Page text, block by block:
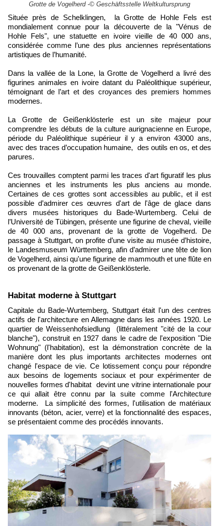
Grotte de Vogelherd -© Geschäftsstelle Weltkultursprung
Située près de Schelklingen, la Grotte de Hohle Fels est
mondialement connue pour la découverte de la "Vénus de
Hohle Fels", une statuette en ivoire vieille de 40 000 ans,
considérée comme l’une des plus anciennes représentations
artistiques de l’humanité.
Dans la vallée de la Lone, la Grotte de Vogelherd a livré des
figurines animales en ivoire datant du Paléolithique supérieur,
témoignant de l’art et des croyances des premiers hommes
modernes.
La Grotte de Geißenklösterle est un site majeur pour
comprendre les débuts de la culture aurignacienne en Europe,
période du Paléolithique supérieur il y a environ 43000 ans,
avec des traces d’occupation humaine, des outils en os, et des
parures.
Ces trouvailles comptent parmi les traces d'art figuratif les plus
anciennes et les instruments les plus anciens au monde.
Certaines de ces grottes sont accessibles au public, et il est
possible d’admirer ces œuvres d'art de l'âge de glace dans
divers musées historiques du Bade-Wurtemberg. Celui de
l’Université de Tübingen, présente une figurine de cheval, vieille
de 40 000 ans, provenant de la grotte de Vogelherd. De
passage à Stuttgart, on profite d’une visite au musée d’histoire,
le Landesmuseum Württemberg, afin d’admirer une tête de lion
de Vogelherd, ainsi qu'une figurine de mammouth et une flûte en
os provenant de la grotte de Geißenklösterle.
​Habitat moderne à Stuttgart
Capitale du Bade-Wurtemberg, Stuttgart était l'un des centres
actifs de l'architecture en Allemagne dans les années 1920. Le
quartier de Weissenhofsiedlung (littéralement "cité de la cour
blanche"), construit en 1927 dans le cadre de l'exposition "Die
Wohnung" (l'habitation), est la démonstration concrète de la
manière dont les plus importants architectes modernes ont
changé l'espace de vie. Ce lotissement conçu pour répondre
aux besoins de logements sociaux et pour expérimenter de
nouvelles formes d'habitat devint une vitrine internationale pour
ce qui allait être connu par la suite comme l'Architecture
moderne. La simplicité des formes, l'utilisation de matériaux
innovants (béton, acier, verre) et la fonctionnalité des espaces,
se présentaient comme des procédés innovants.